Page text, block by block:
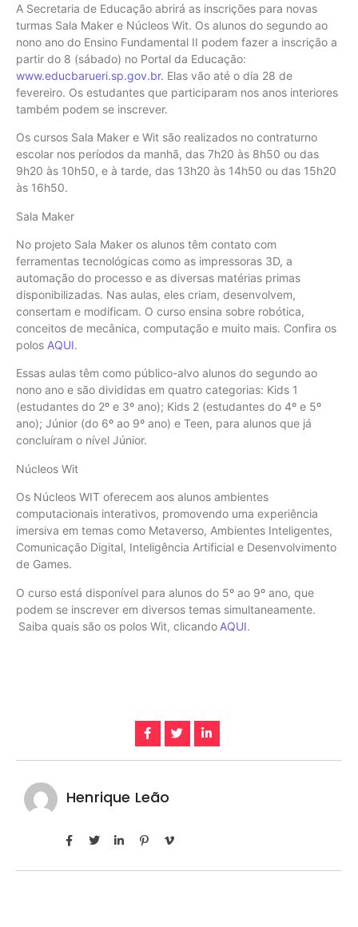
A Secretaria de Educação abrirá as inscrições para novas
turmas Sala Maker e Núcleos Wit. Os alunos do segundo ao
nono ano do Ensino Fundamental II podem fazer a inscrição a
partir do 8 (sábado) no Portal da Educação:
www.educbarueri.sp.gov.br. Elas vão até o dia 28 de
fevereiro. Os estudantes que participaram nos anos interiores
também podem se inscrever.
Os cursos Sala Maker e Wit são realizados no contraturno
escolar nos períodos da manhã, das 7h20 às 8h50 ou das
9h20 às 10h50, e à tarde, das 13h20 às 14h50 ou das 15h20
às 16h50.
Sala Maker
No projeto Sala Maker os alunos têm contato com
ferramentas tecnológicas como as impressoras 3D, a
automação do processo e as diversas matérias primas
disponibilizadas. Nas aulas, eles criam, desenvolvem,
consertam e modificam. O curso ensina sobre robótica,
conceitos de mecânica, computação e muito mais. Confira os
polos AQUI.
Essas aulas têm como público-alvo alunos do segundo ao
nono ano e são divididas em quatro categorias: Kids 1
(estudantes do 2º e 3º ano); Kids 2 (estudantes do 4º e 5º
ano); Júnior (do 6º ao 9º ano) e Teen, para alunos que já
concluíram o nível Júnior.
Núcleos Wit
Os Núcleos WIT oferecem aos alunos ambientes
computacionais interativos, promovendo uma experiência
imersiva em temas como Metaverso, Ambientes Inteligentes,
Comunicação Digital, Inteligência Artificial e Desenvolvimento
de Games.
O curso está disponível para alunos do 5º ao 9º ano, que
podem se inscrever em diversos temas simultaneamente.
Saiba quais são os polos Wit, clicando AQUI.
Henrique Leão